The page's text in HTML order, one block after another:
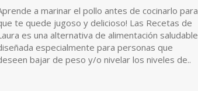
a marinar el pollo antes de cocinarlo para
te quede jugoso y delicioso! Las Recetas de
es una alternativa de alimentación saludable
especialmente para personas que
bajar de peso y/o nivelar los niveles de..